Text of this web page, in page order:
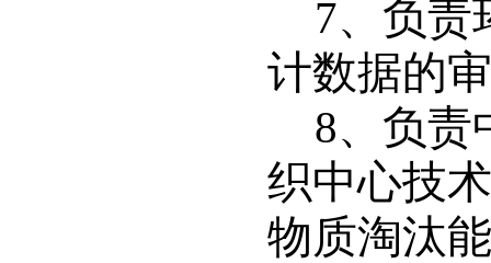
7、负责
计数据的
8、负责
织中心技
物质淘汰